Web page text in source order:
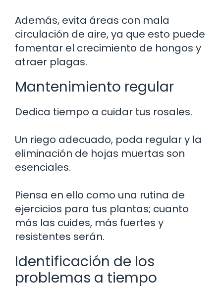
Además, evita áreas con mala
circulación de aire, ya que esto puede
fomentar el crecimiento de hongos y
atraer plagas.
Mantenimiento regular
Dedica tiempo a cuidar tus rosales.
Un riego adecuado, poda regular y la
eliminación de hojas muertas son
esenciales.
Piensa en ello como una rutina de
ejercicios para tus plantas; cuanto
más las cuides, más fuertes y
resistentes serán.
Identificación de los
problemas a tiempo